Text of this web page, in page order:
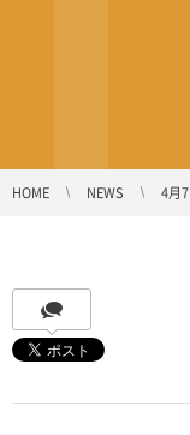
HOME NEWS 4月